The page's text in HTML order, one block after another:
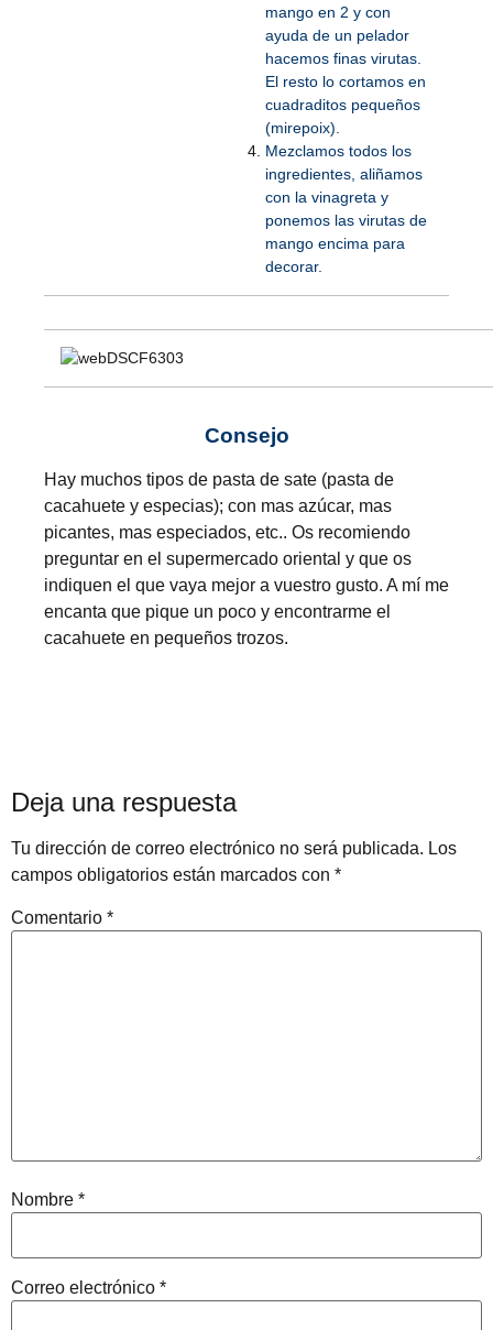
mango en 2 y con
ayuda de un pelador
hacemos finas virutas.
El resto lo cortamos en
cuadraditos pequeños
(mirepoix).
Mezclamos todos los
ingredientes, aliñamos
con la vinagreta y
ponemos las virutas de
mango encima para
decorar.
Consejo
Hay muchos tipos de pasta de sate (pasta de
cacahuete y especias); con mas azúcar, mas
picantes, mas especiados, etc.. Os recomiendo
preguntar en el supermercado oriental y que os
indiquen el que vaya mejor a vuestro gusto. A mí me
encanta que pique un poco y encontrarme el
cacahuete en pequeños trozos.
Deja una respuesta
Tu dirección de correo electrónico no será publicada. Los
campos obligatorios están marcados con *
Comentario *
Nombre *
Correo electrónico *